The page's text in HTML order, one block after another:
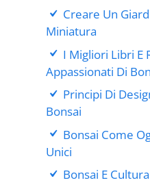
Creare Un
Miniatura
I Migliori Libri E
Appassionati Di
Principi Di
Bonsai
Bonsai Come
Unici
Bonsai E